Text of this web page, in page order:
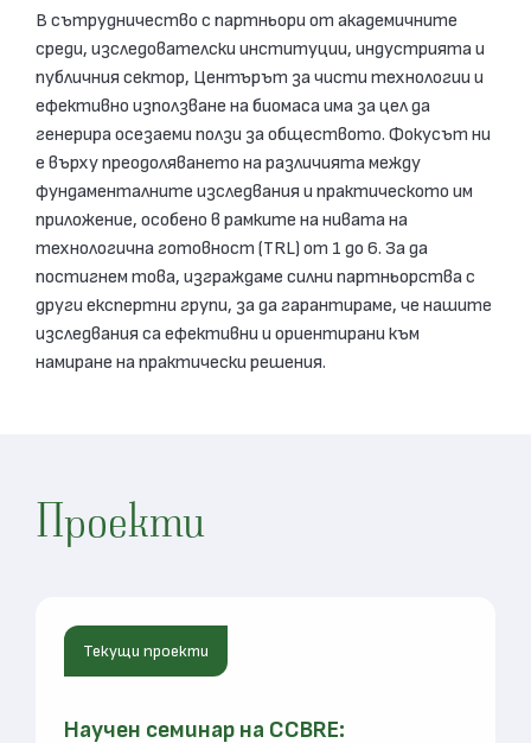
В сътрудничество с партньори от академичните
среди, изследователски институции, индустрията и
публичния сектор, Центърът за чисти технологии и
ефективно използване на биомаса има за цел да
генерира осезаеми ползи за обществото. Фокусът ни
е върху преодоляването на различията между
фундаменталните изследвания и практическото им
приложение, особено в рамките на нивата на
технологична готовност (TRL) от 1 до 6. За да
постигнем това, изграждаме силни партньорства с
други експертни групи, за да гарантираме, че нашите
изследвания са ефективни и ориентирани към
намиране на практически решения.
Проекти
Текущи проекти
Научен семинар на CCBRE: